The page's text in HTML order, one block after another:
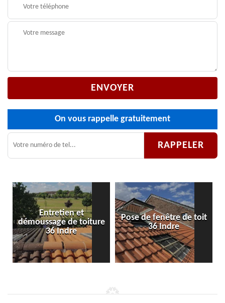
On vous rappelle gratuitement
Entretien et
démoussage de toiture
36 Indre
Pose de fenêtre de toit
36 Indre